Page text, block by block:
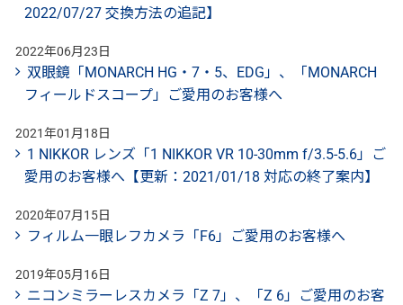
2022/07/27 交換方法の追記】
2022年06月23日
双眼鏡「MONARCH HG・7・5、EDG」、「MONARCH
フィールドスコープ」ご愛用のお客様へ
2021年01月18日
1 NIKKOR レンズ「1 NIKKOR VR 10-30mm f/3.5-5.6」ご
愛用のお客様へ【更新：2021/01/18 対応の終了案内】
2020年07月15日
フィルム一眼レフカメラ「F6」ご愛用のお客様へ
2019年05月16日
ニコンミラーレスカメラ「Z 7」、「Z 6」ご愛用のお客